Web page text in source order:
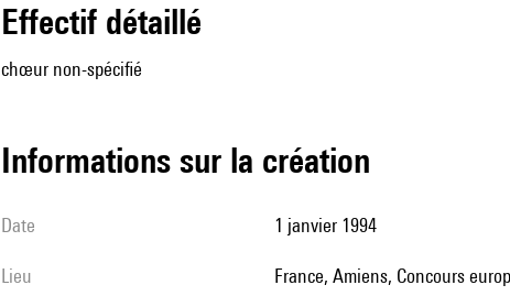
effectif détaillé
chœur non-spécifié
informations sur la création
date 1 janvier 1994
lieu France, Amiens, Concours